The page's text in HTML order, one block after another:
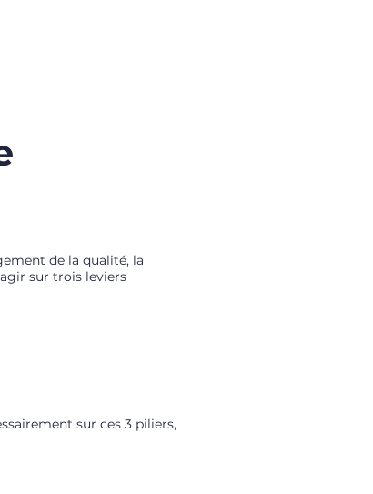
de la qualité, la
sur trois leviers
sur ces 3 piliers,